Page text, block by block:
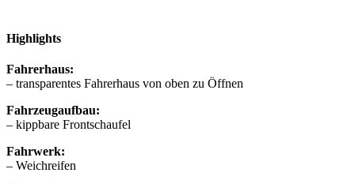
Highlights
Fahrerhaus:
– transparentes Fahrerhaus von oben zu Öffnen
Fahrzeugaufbau:
– kippbare Frontschaufel
Fahrwerk:
– Weichreifen